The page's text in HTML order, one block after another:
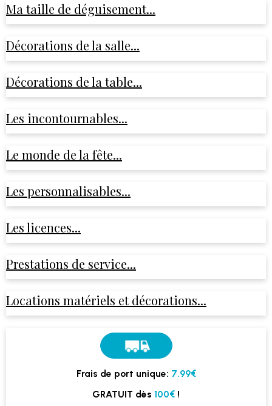
Ma taille de déguisement...
Décorations de la salle...
Décorations de la table...
Les incontournables...
Le monde de la fête...
Les personnalisables...
Les licences...
Prestations de service...
Locations matériels et décorations...
Frais de port unique: 7.99€
GRATUIT dès 100€ !